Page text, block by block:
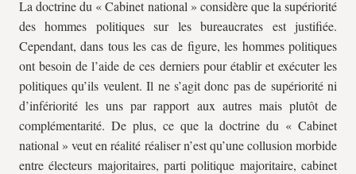
La doctrine du « Cabinet national » considère que la supériorité
des hommes politiques sur les bureaucrates est justifiée.
Cependant, dans tous les cas de figure, les hommes politiques
ont besoin de l’aide de ces derniers pour établir et exécuter les
politiques qu’ils veulent. Il ne s’agit donc pas de supériorité ni
d’infériorité les uns par rapport aux autres mais plutôt de
complémentarité. De plus, ce que la doctrine du « Cabinet
national » veut en réalité réaliser n’est qu’une collusion morbide
entre électeurs majoritaires, parti politique majoritaire, cabinet